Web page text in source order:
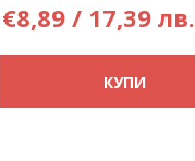
€8,89 / 17,39 лв.